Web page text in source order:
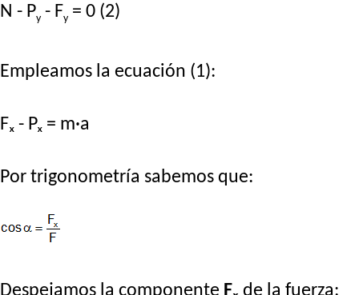
N - Py - Fy = 0 (2)
Empleamos la ecuación (1):
Fₓ - Pₓ = m·a
Por trigonometría sabemos que:
Despejamos la componente Fₓ de la fuerza: